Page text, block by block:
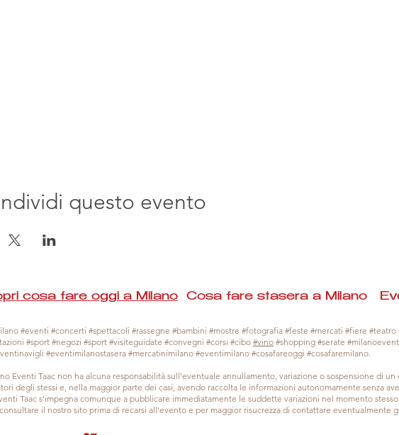
questo evento
cosa fare oggi a MilanoCosa fare stasera a Milano
#eventi #concerti #spettacoli #rassegne #bambini #mostre #fotografia #feste #mercati #fiere
#sport #negozi #sport #visiteguidate #convegni #corsi #cibo #vino #shopping #serate
#eventimilanostasera #mercatinimilano #eventimilano #cosafareoggi #cosafaremilano.
Eventi Taac non ha alcuna responsabilità sull'eventuale annullamento, variazione o sospensione di
degli stessi e, nella maggior parte dei casi, avendo raccolta le informazioni autonomamente senza
Taac s'impegna comunque a pubblicare immediatamente le suddette variazioni nel momento
il nostro sito prima di recarsi all'evento e per maggior risucrezza di contattare eventualmente